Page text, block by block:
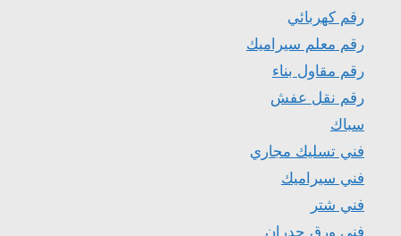
رقم كهربائي
رقم معلم سيراميك
رقم مقاول بناء
رقم نقل عفش
سباك
فني تسليك مجاري
فني سيراميك
فني شتر
فني ورق جدران